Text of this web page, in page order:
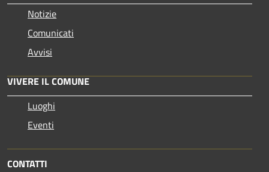
Notizie
Comunicati
Avvisi
VIVERE IL COMUNE
Luoghi
Eventi
CONTATTI